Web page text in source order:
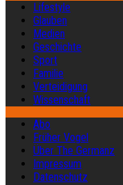
Lifestyle
Glauben
Medien
Geschichte
Sport
Familie
Verteidigung
Wissenschaft
Abo
Früher Vogel
Über The Germanz
Impressum
Datenschutz